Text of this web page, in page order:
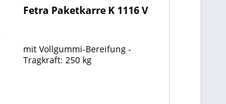
Fetra Paketkarre K 1116 V
mit Vollgummi-Bereifung -
Tragkraft: 250 kg